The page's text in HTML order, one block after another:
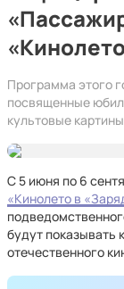
Программа этого
посвященные
культовые
С 5 июня по 6
«Кинолето в
будут показывать
отечественного